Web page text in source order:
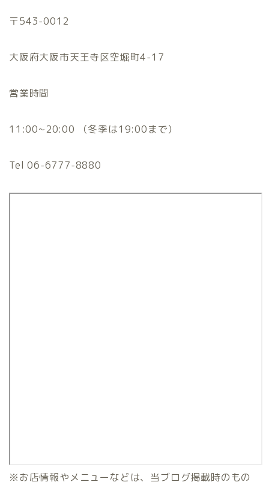
〒543-0012
大阪府大阪市天王寺区空堀町4-17
営業時間
11:00~20:00 （冬季は19:00まで）
Tel 06-6777-8880
※お店情報やメニューなどは、当ブログ掲載時のもの